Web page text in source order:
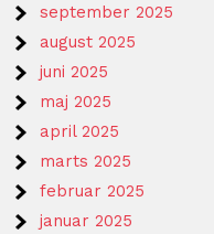
september 2025
august 2025
juni 2025
maj 2025
april 2025
marts 2025
februar 2025
januar 2025